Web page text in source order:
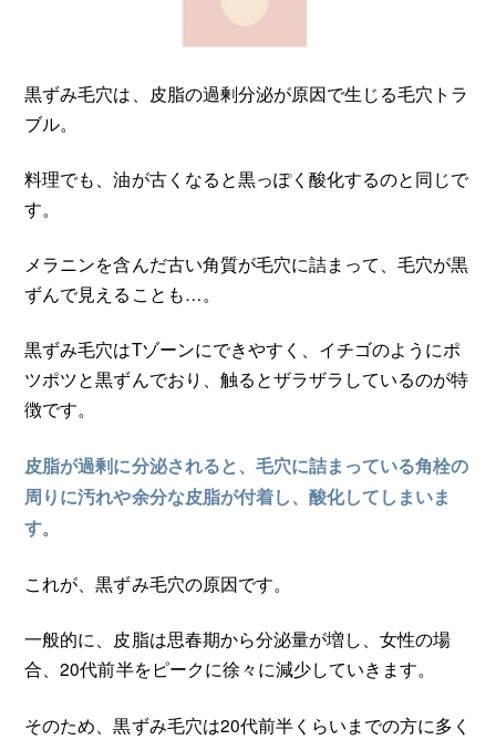
黒ずみ毛穴は、皮脂の過剰分泌が原因で生じる毛穴トラ
ブル。
料理でも、油が古くなると黒っぽく酸化するのと同じで
す。
メラニンを含んだ古い角質が毛穴に詰まって、毛穴が黒
ずんで見えることも…。
黒ずみ毛穴はTゾーンにできやすく、イチゴのようにポ
ツポツと黒ずんでおり、触るとザラザラしているのが特
徴です。
皮脂が過剰に分泌されると、毛穴に詰まっている角栓の
周りに汚れや余分な皮脂が付着し、酸化してしまいま
す。
これが、黒ずみ毛穴の原因です。
一般的に、皮脂は思春期から分泌量が増し、女性の場
合、20代前半をピークに徐々に減少していきます。
そのため、黒ずみ毛穴は20代前半くらいまでの方に多く